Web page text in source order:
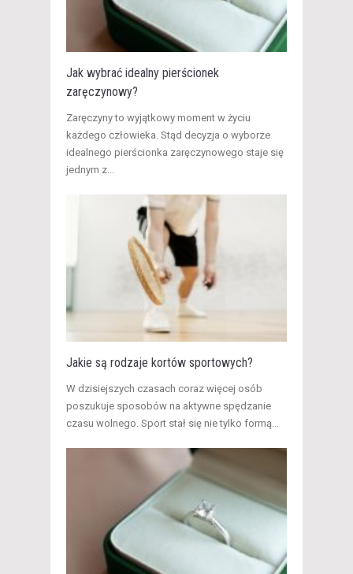
Jak wybrać idealny pierścionek
zaręczynowy?
Zaręczyny to wyjątkowy moment w życiu
każdego człowieka. Stąd decyzja o wyborze
idealnego pierścionka zaręczynowego staje się
jednym z...
Jakie są rodzaje kortów sportowych?
W dzisiejszych czasach coraz więcej osób
poszukuje sposobów na aktywne spędzanie
czasu wolnego. Sport stał się nie tylko formą...